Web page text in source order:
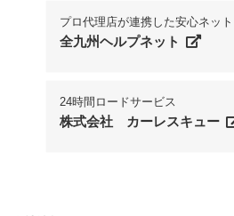
プロ代理店が連携した安心ネッ
全九州ヘルプネット
24時間ロードサービス
株式会社 カーレスキュー